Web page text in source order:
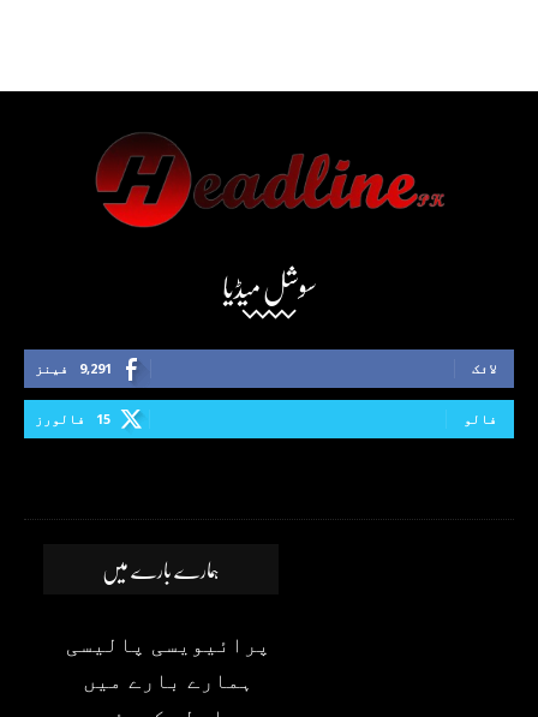
سوشل میڈیا
9,291 فینز لائک
15 فالورز فالو
ہمارے بارے میں
پرائیویسی پالیسی
ہمارے بارے میں